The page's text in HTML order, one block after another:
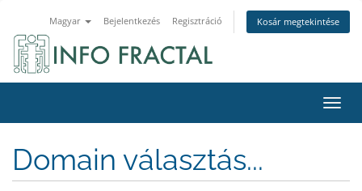
Magyar Bejelentkezés Regisztráció Kosár megtekintése
Domain választás...